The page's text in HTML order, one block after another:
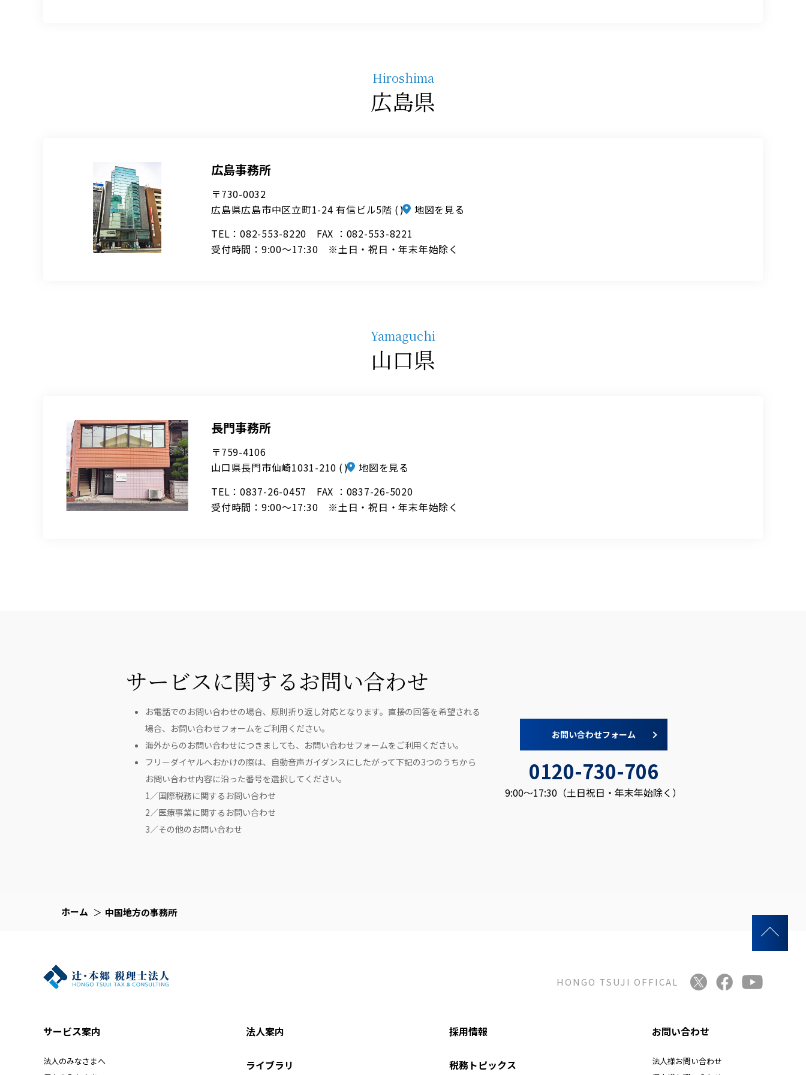
Hiroshima
広島県
広島事務所
〒730-0032
広島県広島市中区立町1-24 有信ビル5階
地図を見る
TEL：082-553-8220 FAX ：082-553-8221
受付時間：9:00～17:30 ※土日・祝日・年末年始除く
Yamaguchi
山口県
長門事務所
〒759-4106
山口県長門市仙崎1031-210
地図を見る
TEL：0837-26-0457 FAX ：0837-26-5020
受付時間：9:00～17:30 ※土日・祝日・年末年始除く
サービスに関するお問い合わせ
お電話でのお問い合わせの場合、原則折り返し対応となります。直接の回答を希望される
場合、お問い合わせフォームをご利用ください。
海外からのお問い合わせにつきましても、お問い合わせフォームをご利用ください。
フリーダイヤルへおかけの際は、自動音声ガイダンスにしたがって下記の3つのうちから
お問い合わせ内容に沿った番号を選択してください。
1／国際税務に関するお問い合わせ
2／医療事業に関するお問い合わせ
3／その他のお問い合わせ
お問い合わせフォーム
0120-730-706
9:00～17:30（土日祝日・年末年始除く）
ホーム 中国地方の事務所
HONGO TSUJI OFFICAL
サービス案内
法人のみなさまへ
法人案内
ライブラリ
採用情報
税務トピックス
お問い合わせ
法人様お問い合わせ